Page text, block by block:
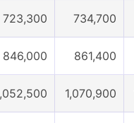
723,300 734,700
846,000 861,400
1,070,900